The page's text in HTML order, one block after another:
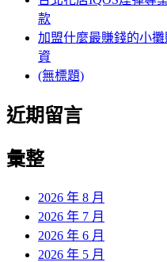
款
加盟什麼最賺錢的小
資
(無標題)
近期留言
彙整
2026 年 8 月
2026 年 7 月
2026 年 6 月
2026 年 5 月